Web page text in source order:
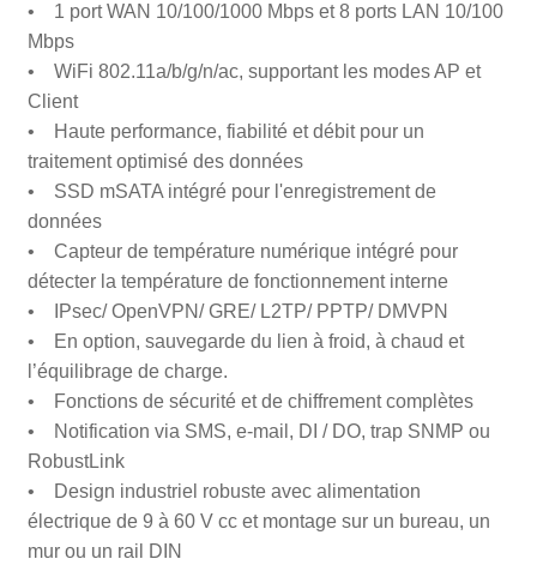
• 1 port WAN 10/100/1000 Mbps et 8 ports LAN 10/100
Mbps
• WiFi 802.11a/b/g/n/ac, supportant les modes AP et
Client
• Haute performance, fiabilité et débit pour un
traitement optimisé des données
• SSD mSATA intégré pour l'enregistrement de
données
• Capteur de température numérique intégré pour
détecter la température de fonctionnement interne
• IPsec/ OpenVPN/ GRE/ L2TP/ PPTP/ DMVPN
• En option, sauvegarde du lien à froid, à chaud et
l’équilibrage de charge.
• Fonctions de sécurité et de chiffrement complètes
• Notification via SMS, e-mail, DI / DO, trap SNMP ou
RobustLink
• Design industriel robuste avec alimentation
électrique de 9 à 60 V cc et montage sur un bureau, un
mur ou un rail DIN